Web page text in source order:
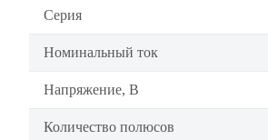
Серия
Номинальный ток
Напряжение, В
Количество полюсов